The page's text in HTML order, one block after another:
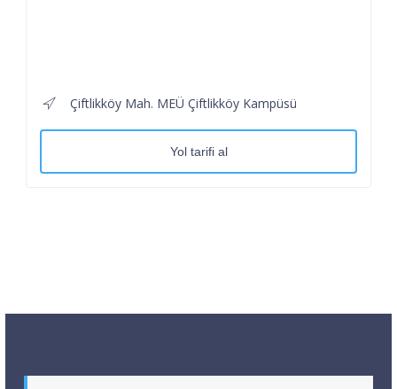
Çiftlikköy Mah. MEÜ Çiftlikköy Kampüsü
Yol tarifi al